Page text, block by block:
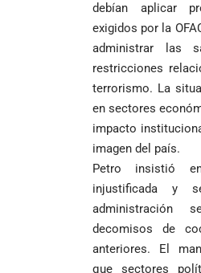
debían aplicar
exigidos por la
administrar las
restricciones
terrorismo. La
en sectores
impacto
imagen del país.
Petro insistió
injustificada y
administración
decomisos de
anteriores. El
que sectores
lo
por la crisis
la salud en
Colombia